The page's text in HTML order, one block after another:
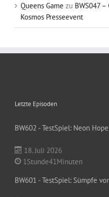
Queens Game zu BWS047
Kosmos Presseevent
Letzte Episoden
BW602 - TestSpiel: Neon
18. Juli 2026
1Stunde41Minuten
BW601 - TestSpiel: Sümpfe